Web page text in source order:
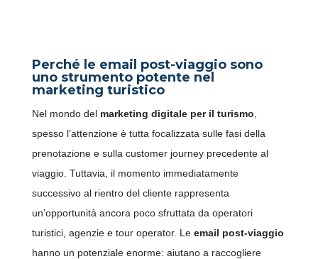
Perché le email post-viaggio sono
uno strumento potente nel
marketing turistico
Nel mondo del marketing digitale per il turismo
spesso l’attenzione è tutta focalizzata sulle fasi della
prenotazione e sulla customer journey precedente al
viaggio. Tuttavia, il momento immediatamente
successivo al rientro del cliente rappresenta
un’opportunità ancora poco sfruttata da operatori
turistici, agenzie e tour operator. Le email post-viaggio
hanno un potenziale enorme: aiutano a raccogliere